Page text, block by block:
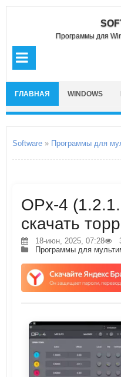
Программы для
ГЛАВНАЯ WINDOWS
Software » Программы для
OPx-4
скачать
18-июн, 2025, 07:28
Программы для